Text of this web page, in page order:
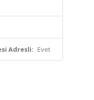
Adresli: Evet